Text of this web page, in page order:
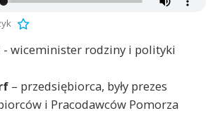
- wiceminister rodziny i polityki
– przedsiębiorca, były prezes
i Pracodawców Pomorza